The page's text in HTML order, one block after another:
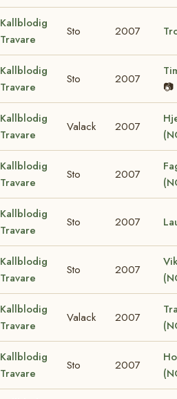
Kallblodig
Travare
Sto 2007
Kallblodig
Travare
Sto 2007
📷
Kallblodig
Travare
Valack 2007
Kallblodig
Travare
Sto 2007
Kallblodig
Travare
Sto 2007
Kallblodig
Travare
Sto 2007
Kallblodig
Travare
Valack 2007
Kallblodig
Travare
Sto 2007